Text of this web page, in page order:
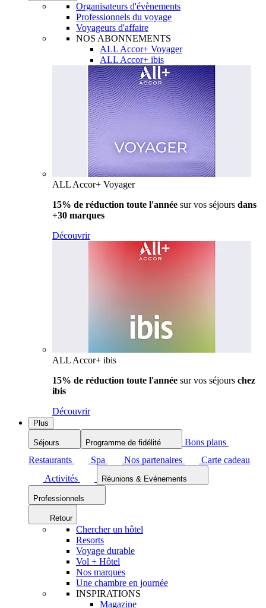
Organisateurs d'évènements
Professionnels du voyage
Voyageurs d'affaire
NOS ABONNEMENTS
ALL Accor+ Voyager
ALL Accor+ ibis
ALL Accor+ Voyager
15% de réduction toute l'année sur vos séjours dans
+30 marques
Découvrir
ALL Accor+ ibis
15% de réduction toute l'année sur vos séjours chez
ibis
Découvrir
Plus
Séjours Programme de fidélité
Bons plans
Restaurants
Spa Nos partenaires
Carte cadeau
Activités
Réunions & Evénements
Professionnels
Retour
Chercher un hôtel
Resorts
Voyage durable
Vol + Hôtel
Nos marques
Une chambre en journée
INSPIRATIONS
Magazine